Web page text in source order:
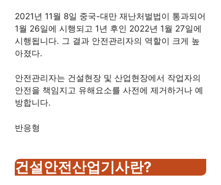
2021년 11월 8일 중국-대만 재난처벌법이 통과되어
1월 26일에 시행되고 1년 후인 2022년 1월 27일에
시행됩니다. 그 결과 안전관리자의 역할이 크게 높
아졌다.
안전관리자는 건설현장 및 산업현장에서 작업자의
안전을 책임지고 유해요소를 사전에 제거하거나 예
방합니다.
반응형
건설안전산업기사란?